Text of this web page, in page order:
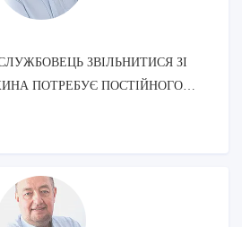
ЗВІЛЬНИТИСЯ ЗІ
ПОТРЕБУЄ ПОСТІЙНОГО